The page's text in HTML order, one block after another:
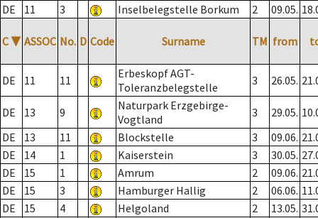
DE
11 3 Inselbelegstelle Borkum 2 09.05.
C ▼ ASSOC No. D Code Surname TM from
DE 11 11
Erbeskopf AGT-
Toleranzbelegstelle
3 26.05.
DE 13 9
Naturpark Erzgebirge-
Vogtland
3 29.05.
DE
13 11 Blockstelle 3 09.06.
DE
14 1 Kaiserstein 3 30.05.
DE
15 1 Amrum 2 09.06.
DE
15 3 Hamburger Hallig 2 06.06.
DE
15 4 Helgoland 2 13.05.